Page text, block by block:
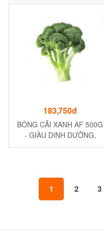
183,750đ
BÔNG CẢI XANH AF 500G
- GIÀU DINH DƯỠNG,
XUẤT XỨ ÚC
1 2 3